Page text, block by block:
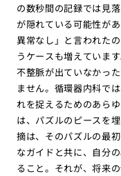
の数秒間の記録では見
が隠れている可能性が
異常なし」と言われた
うケースも増えていま
不整脈が出ていなかっ
ません。循環器内科で
れを捉えるためのあら
は、パズルのピースを
摘は、そのパズルの最
なガイドと共に、自分
ること。それが、将来